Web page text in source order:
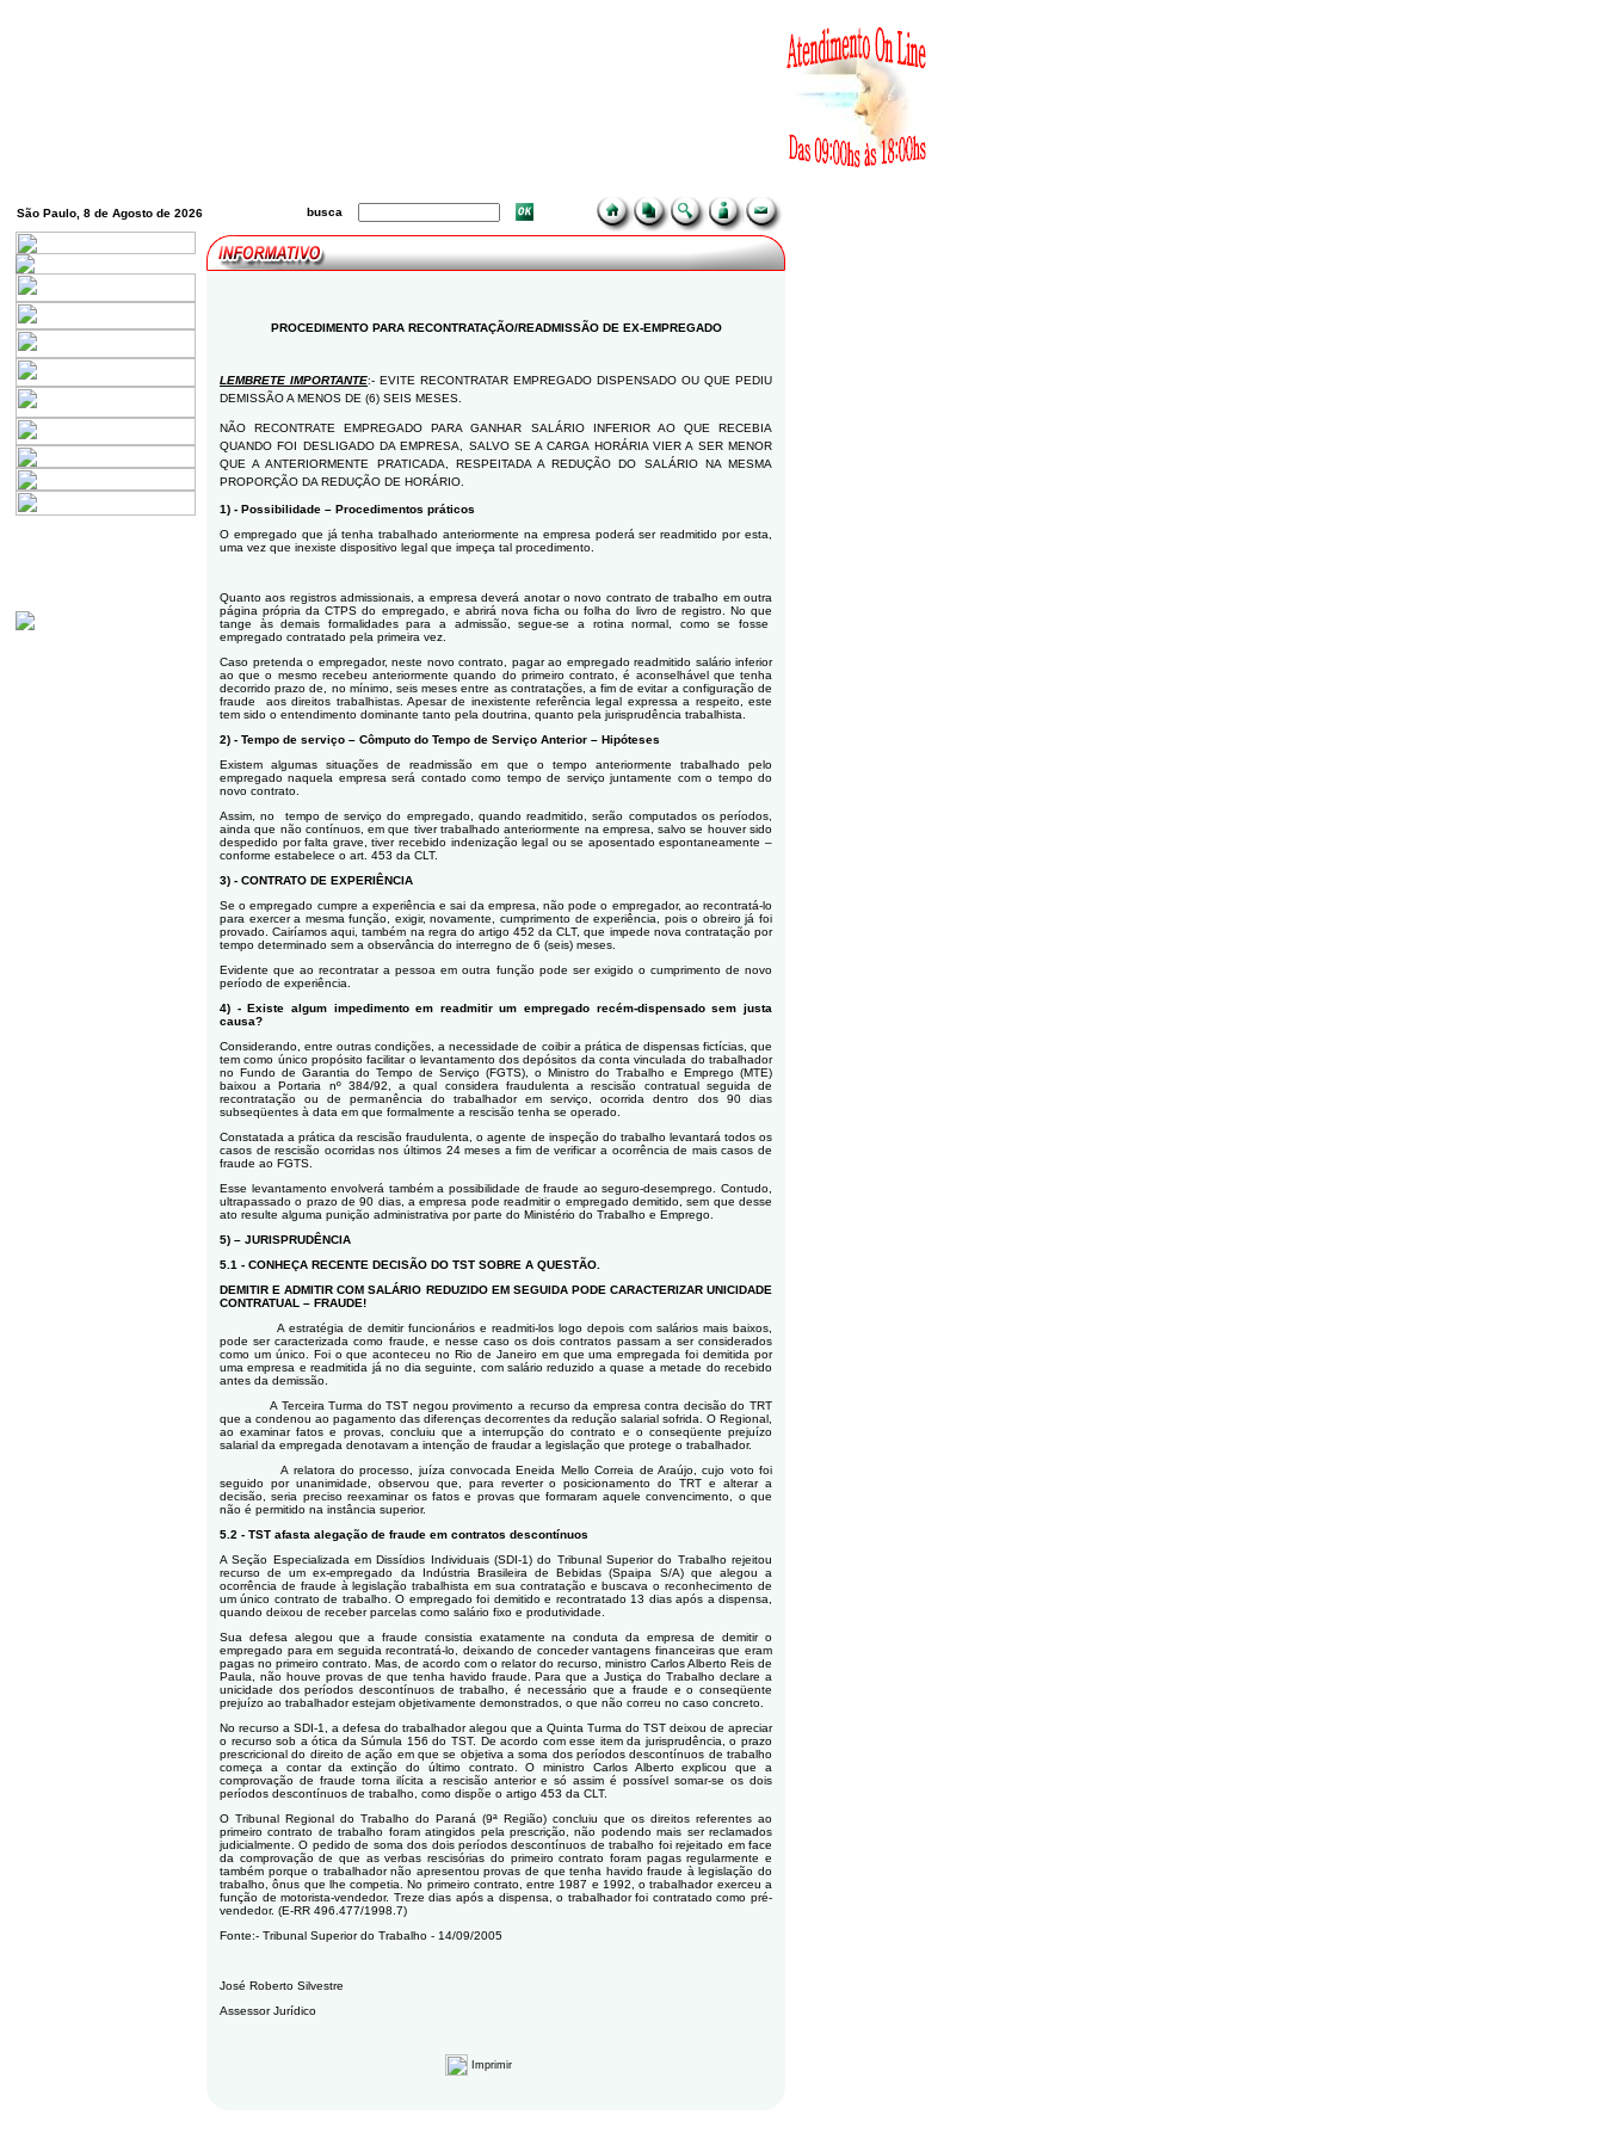
São Paulo, 8 de Agosto de 2026 busca
PROCEDIMENTO PARA RECONTRATAÇÃO/READMISSÃO DE EX-EMPREGADO
LEMBRETE IMPORTANTE:- EVITE RECONTRATAR EMPREGADO DISPENSADO OU QUE PEDIU
DEMISSÃO A MENOS DE (6) SEIS MESES.
NÃO RECONTRATE EMPREGADO PARA GANHAR SALÁRIO INFERIOR AO QUE RECEBIA
QUANDO FOI DESLIGADO DA EMPRESA, SALVO SE A CARGA HORÁRIA VIER A SER MENOR
QUE A ANTERIORMENTE PRATICADA, RESPEITADA A REDUÇÃO DO SALÁRIO NA MESMA
PROPORÇÃO DA REDUÇÃO DE HORÁRIO.
1) - Possibilidade – Procedimentos práticos
O empregado que já tenha trabalhado anteriormente na empresa poderá ser readmitido por esta,
uma vez que inexiste dispositivo legal que impeça tal procedimento.
Quanto aos registros admissionais, a empresa deverá anotar o novo contrato de trabalho em outra
página própria da CTPS do empregado, e abrirá nova ficha ou folha do livro de registro. No que
tange às demais formalidades para a admissão, segue-se a rotina normal, como se fosse
empregado contratado pela primeira vez.
Caso pretenda o empregador, neste novo contrato, pagar ao empregado readmitido salário inferior
ao que o mesmo recebeu anteriormente quando do primeiro contrato, é aconselhável que tenha
decorrido prazo de, no mínimo, seis meses entre as contratações, a fim de evitar a configuração de
fraude
aos direitos trabalhistas. Apesar de inexistente referência legal expressa a respeito, este
tem sido o entendimento dominante tanto pela doutrina, quanto pela jurisprudência trabalhista.
2) - Tempo de serviço – Cômputo do Tempo de Serviço Anterior – Hipóteses
Existem algumas situações de readmissão em que o tempo anteriormente trabalhado pelo
empregado naquela empresa será contado como tempo de serviço juntamente com o tempo do
novo contrato.
Assim, no
tempo de serviço do empregado, quando readmitido, serão computados os períodos,
ainda que não contínuos, em que tiver trabalhado anteriormente na empresa, salvo se houver sido
despedido por falta grave, tiver recebido indenização legal ou se aposentado espontaneamente –
conforme estabelece o art. 453 da CLT.
3) - CONTRATO DE EXPERIÊNCIA
Se o empregado cumpre a experiência e sai da empresa, não pode o empregador, ao recontratá-lo
para exercer a mesma função, exigir, novamente, cumprimento de experiência, pois o obreiro já foi
provado. Cairíamos aqui, também na regra do artigo 452 da CLT, que impede nova contratação por
tempo determinado sem a observância do interregno de 6 (seis) meses.
Evidente que ao recontratar a pessoa em outra função pode ser exigido o cumprimento de novo
período de experiência.
4) - Existe algum impedimento em readmitir um empregado recém-dispensado sem justa
causa?
Considerando, entre outras condições, a necessidade de coibir a prática de dispensas fictícias, que
tem como único propósito facilitar o levantamento dos depósitos da conta vinculada do trabalhador
no Fundo de Garantia do Tempo de Serviço (FGTS), o Ministro do Trabalho e Emprego (MTE)
baixou a Portaria nº 384/92, a qual considera fraudulenta a rescisão contratual seguida de
recontratação ou de permanência do trabalhador em serviço, ocorrida dentro dos 90 dias
subseqüentes à data em que formalmente a rescisão tenha se operado.
Constatada a prática da rescisão fraudulenta, o agente de inspeção do trabalho levantará todos os
casos de rescisão ocorridas nos últimos 24 meses a fim de verificar a ocorrência de mais casos de
fraude ao FGTS.
Esse levantamento envolverá também a possibilidade de fraude ao seguro-desemprego. Contudo,
ultrapassado o prazo de 90 dias, a empresa pode readmitir o empregado demitido, sem que desse
ato resulte alguma punição administrativa por parte do Ministério do Trabalho e Emprego.
5) – JURISPRUDÊNCIA
5.1 - CONHEÇA RECENTE DECISÃO DO TST SOBRE A QUESTÃO.
DEMITIR E ADMITIR COM SALÁRIO REDUZIDO EM SEGUIDA PODE CARACTERIZAR UNICIDADE
CONTRATUAL – FRAUDE!
A estratégia de demitir funcionários e readmiti-los logo depois com salários mais baixos,
pode ser caracterizada como fraude, e nesse caso os dois contratos passam a ser considerados
como um único. Foi o que aconteceu no Rio de Janeiro em que uma empregada foi demitida por
uma empresa e readmitida já no dia seguinte, com salário reduzido a quase a metade do recebido
antes da demissão.
A Terceira Turma do TST negou provimento a recurso da empresa contra decisão do TRT
que a condenou ao pagamento das diferenças decorrentes da redução salarial sofrida. O Regional,
ao examinar fatos e provas, concluiu que a interrupção do contrato e o conseqüente prejuízo
salarial da empregada denotavam a intenção de fraudar a legislação que protege o trabalhador.
A relatora do processo, juíza convocada Eneida Mello Correia de Araújo, cujo voto foi
seguido por unanimidade, observou que, para reverter o posicionamento do TRT e alterar a
decisão, seria preciso reexaminar os fatos e provas que formaram aquele convencimento, o que
não é permitido na instância superior.
5.2 - TST afasta alegação de fraude em contratos descontínuos
A Seção Especializada em Dissídios Individuais (SDI-1) do Tribunal Superior do Trabalho rejeitou
recurso de um ex-empregado da Indústria Brasileira de Bebidas (Spaipa S/A) que alegou a
ocorrência de fraude à legislação trabalhista em sua contratação e buscava o reconhecimento de
um único contrato de trabalho. O empregado foi demitido e recontratado 13 dias após a dispensa,
quando deixou de receber parcelas como salário fixo e produtividade.
Sua defesa alegou que a fraude consistia exatamente na conduta da empresa de demitir o
empregado para em seguida recontratá-lo, deixando de conceder vantagens financeiras que eram
pagas no primeiro contrato. Mas, de acordo com o relator do recurso, ministro Carlos Alberto Reis de
Paula, não houve provas de que tenha havido fraude. Para que a Justiça do Trabalho declare a
unicidade dos períodos descontínuos de trabalho, é necessário que a fraude e o conseqüente
prejuízo ao trabalhador estejam objetivamente demonstrados, o que não correu no caso concreto.
No recurso a SDI-1, a defesa do trabalhador alegou que a Quinta Turma do TST deixou de apreciar
o recurso sob a ótica da Súmula 156 do TST. De acordo com esse item da jurisprudência, o prazo
prescricional do direito de ação em que se objetiva a soma dos períodos descontínuos de trabalho
começa a contar da extinção do último contrato. O ministro Carlos Alberto explicou que a
comprovação de fraude torna ilícita a rescisão anterior e só assim é possível somar-se os dois
períodos descontínuos de trabalho, como dispõe o artigo 453 da CLT.
O Tribunal Regional do Trabalho do Paraná (9ª Região) concluiu que os direitos referentes ao
primeiro contrato de trabalho foram atingidos pela prescrição, não podendo mais ser reclamados
judicialmente. O pedido de soma dos dois períodos descontínuos de trabalho foi rejeitado em face
da comprovação de que as verbas rescisórias do primeiro contrato foram pagas regularmente e
também porque o trabalhador não apresentou provas de que tenha havido fraude à legislação do
trabalho, ônus que lhe competia. No primeiro contrato, entre 1987 e 1992, o trabalhador exerceu a
função de motorista-vendedor. Treze dias após a dispensa, o trabalhador foi contratado como pré-
vendedor. (E-RR 496.477/1998.7)
Fonte:- Tribunal Superior do Trabalho - 14/09/2005
José Roberto Silvestre
Assessor Jurídico
Imprimir